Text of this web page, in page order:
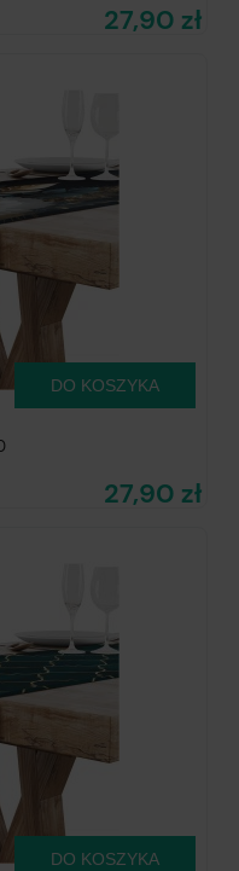
27,90 zł
27,90 zł
DO KOSZYKA
DO KOSZYKA